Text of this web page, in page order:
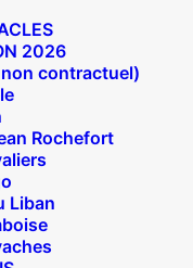
2026
contractuel)
Rochefort
Liban